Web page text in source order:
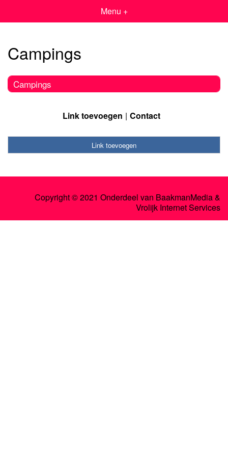
Menu +
Campings
Campings
Link toevoegen Contact
Link toevoegen
Copyright © 2021 Onderdeel van BaakmanMedia&
Vrolijk Internet Services